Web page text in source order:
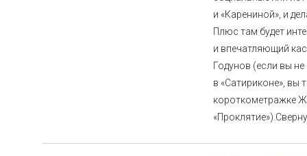
и «Карениной», и
Плюс там будет
и впечатляющий
Годунов (если вы
в «Сатириконе», вы
короткометражке
«Проклятие»).